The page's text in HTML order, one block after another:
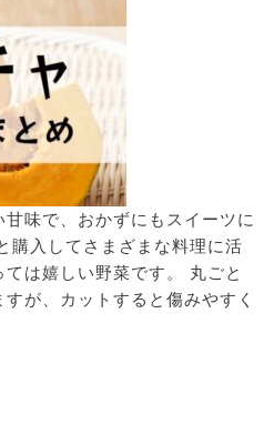
味で、おかずにもスイーツに
購入してさまざまな料理に活
は嬉しい野菜です。 丸ごと
が、カットすると傷みやすく